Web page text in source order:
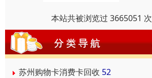
本站共被浏览过 3665051 次
苏州购物卡消费卡回收 52